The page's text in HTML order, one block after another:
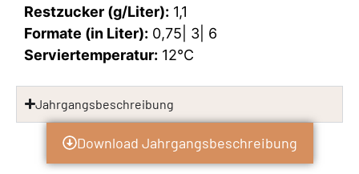
Restzucker (g/Liter): 1,1
Formate (in Liter): 0,75| 3| 6
Serviertemperatur: 12°C
Jahrgangsbeschreibung
Download Jahrgangsbeschreibung